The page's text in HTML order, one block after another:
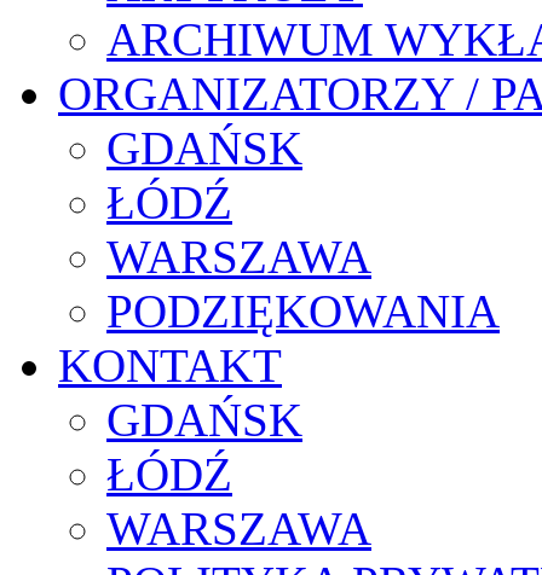
ARCHIWUM
ORGANIZATORZY /
GDAŃSK
ŁÓDŹ
WARSZAWA
PODZIĘKOWANIA
KONTAKT
GDAŃSK
ŁÓDŹ
WARSZAWA